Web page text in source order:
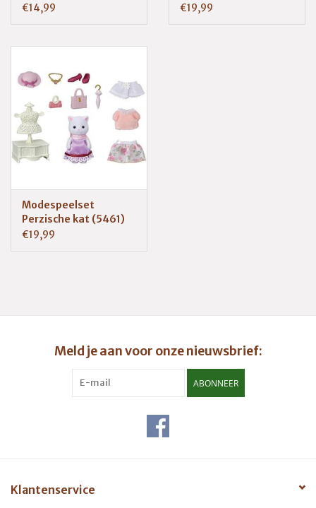
€14,99
€19,99
Modespeelset
Perzische kat (5461)
€19,99
Meld je aan voor onze nieuwsbrief:
ABONNEER
Klantenservice